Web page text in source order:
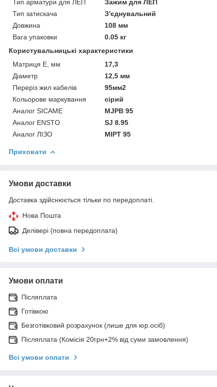
Тип арматури для ЛЕП
Зажим для ЛЕП
Тип затискача
З'єднувальний
Довжина
108 мм
Вага упаковки
0.05 кг
Користувальницькі характеристики
Матриця Е, мм
17,3
Діаметр
12,5 мм
Переріз жил кабелів
95мм2
Кольорове маркування
сірий
Аналог SICAME
MJPB 95
Аналог ENSTO
SJ 8.95
Аналог ЛІЗО
MIPT 95
Приховати
Умови доставки
Доставка здійснюється тільки по передоплаті.
Нова Пошта
Делівері (повна передоплата)
Всі умови доставки
Умови оплати
Післяплата
Готівкою
Безготівковий розрахунок (лише для юр.осіб)
Післяплата (Комісія 20грн+2% від суми замовлення)
Всі умови оплати